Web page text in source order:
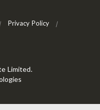
Privacy Policy
Limited.